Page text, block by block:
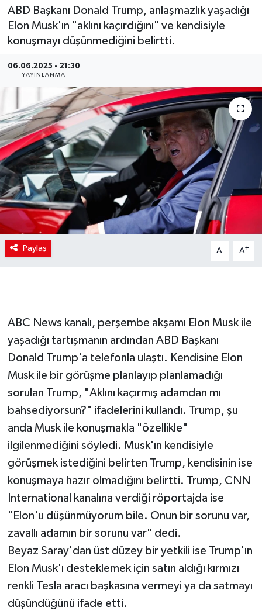
ABD Başkanı Donald Trump, anlaşmazlık yaşadığı
Elon Musk'ın "aklını kaçırdığını" ve kendisiyle
konuşmayı düşünmediğini belirtti.
06.06.2025 - 21:30
YAYINLANMA
Paylaş A- A+
ABC News kanalı, perşembe akşamı Elon Musk ile
yaşadığı tartışmanın ardından ABD Başkanı
Donald Trump'a telefonla ulaştı. Kendisine Elon
Musk ile bir görüşme planlayıp planlamadığı
sorulan Trump, "Aklını kaçırmış adamdan mı
bahsediyorsun?" ifadelerini kullandı. Trump, şu
anda Musk ile konuşmakla "özellikle"
ilgilenmediğini söyledi. Musk'ın kendisiyle
görüşmek istediğini belirten Trump, kendisinin ise
konuşmaya hazır olmadığını belirtti. Trump, CNN
International kanalına verdiği röportajda ise
"Elon'u düşünmüyorum bile. Onun bir sorunu var,
zavallı adamın bir sorunu var" dedi.
Beyaz Saray'dan üst düzey bir yetkili ise Trump'ın
Elon Musk'ı desteklemek için satın aldığı kırmızı
renkli Tesla aracı başkasına vermeyi ya da satmayı
düşündüğünü ifade etti.